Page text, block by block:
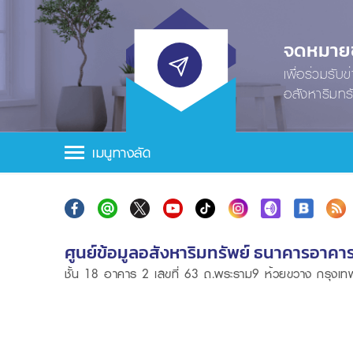
จดหมา
เพื่อร่วมรับ
อสังหาริมท
เมนูทางลัด
ศูนย์ข้อมูลอสังหาริมทรัพย์ ธนาคารอาคา
ชั้น 18 อาคาร 2 เลขที่ 63 ถ.พระราม9 ห้วยขวาง กรุงเ